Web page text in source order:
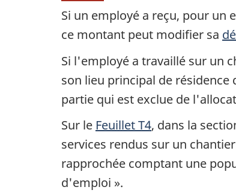
Si un employé a reçu, pour un
ce montant peut modifier sa
Si l'employé a travaillé sur un
son lieu principal de
partie qui est exclue de
Sur le Feuillet T4, dans la
services rendus sur un
rapprochée comptant une
d'emploi ».